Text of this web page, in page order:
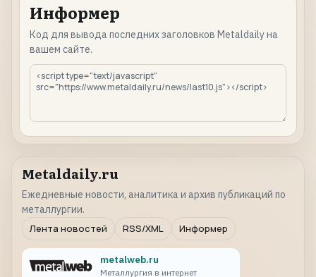
Информер
Код для вывода последних заголовков Metaldaily на
вашем сайте.
Metaldaily.ru
Ежедневные новости, аналитика и архив публикаций по
металлургии.
Лента новостей
RSS/XML Информер
metalweb.ru
Металлургия в интернет